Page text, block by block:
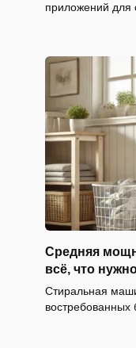
приложений для
Средняя
всё, что
Стиральная
востребованных